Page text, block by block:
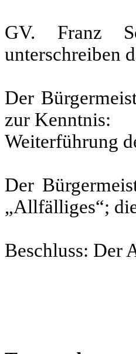
GV. Franz
unterschreiben
Der
zur Kenntnis:
Weiterführung
Der
„Allfälliges“;
Beschluss: Der